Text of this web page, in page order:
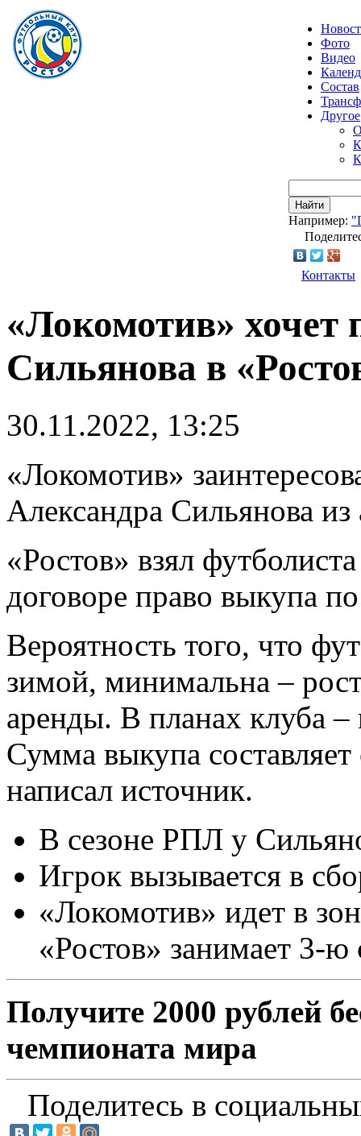
Фото
Видео
Состав
Другое
Найти
Например:
Контакты
«Локомотив» хочет
Сильянова в
30.11.2022, 13:25
«Локомотив»
Александра Сильянова
«Ростов» взял
договоре право выкупа
Вероятность того, что
зимой, минимальна –
аренды. В планах клуба
Сумма выкупа
написал источник.
В сезоне РПЛ у
Игрок вызывается в
«Локомотив» идет в
«Ростов» занимает 3-ю
Получите 2000 рублей
чемпионата мира
Поделитесь в